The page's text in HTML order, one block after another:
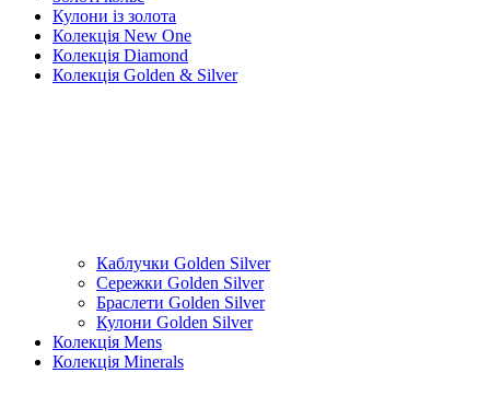
Кулони із золота
Колекція New One
Колекція Diamond
Колекція Golden & Silver
Каблучки Golden Silver
Сережки Golden Silver
Браслети Golden Silver
Кулони Golden Silver
Колекція Mens
Колекція Minerals